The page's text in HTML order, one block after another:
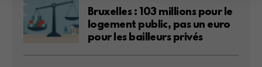
Bruxelles : 103 millions pour le
logement public, pas un euro
pour les bailleurs privés